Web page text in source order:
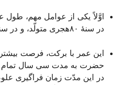
در سنۀ ٨٠هجری‌ متولّد، و در سنۀ ١٤٨ با سمّ منصور دوانیقی‌ در مدینه‌ رحلت‌ کرده‌اند.
این‌ عمر با برکت‌، فرصت‌
حضرت‌ به‌ مدت‌ سی‌ سال‌ تمام‌
در این‌ مدّت‌ زمان‌ فراگیری‌